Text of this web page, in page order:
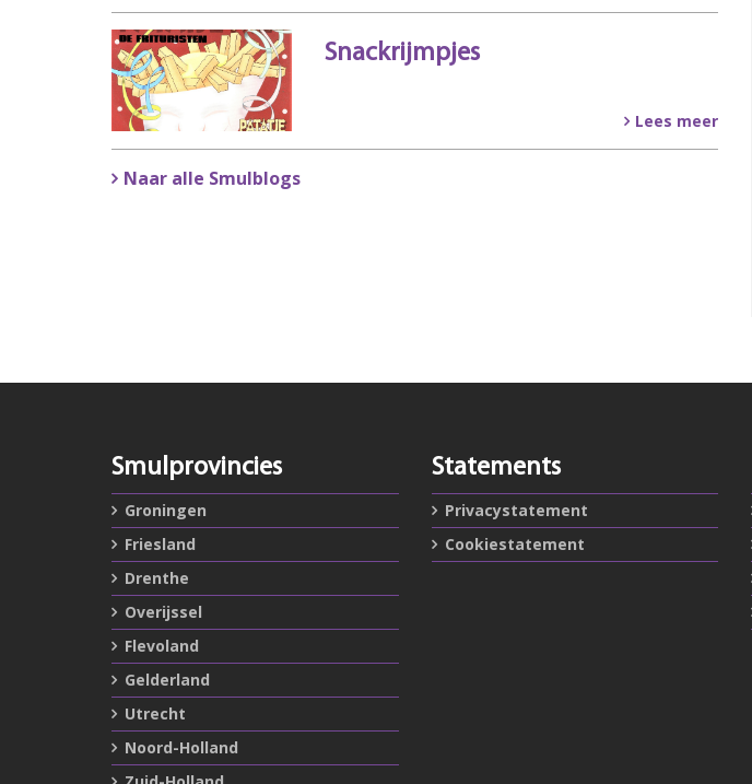
Snackrijmpjes
Lees meer
Naar alle Smulblogs
Smulprovincies
Groningen
Friesland
Drenthe
Overijssel
Flevoland
Gelderland
Utrecht
Noord-Holland
Statements
Privacystatement
Cookiestatement